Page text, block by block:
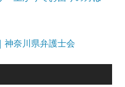
神奈川県弁護士会